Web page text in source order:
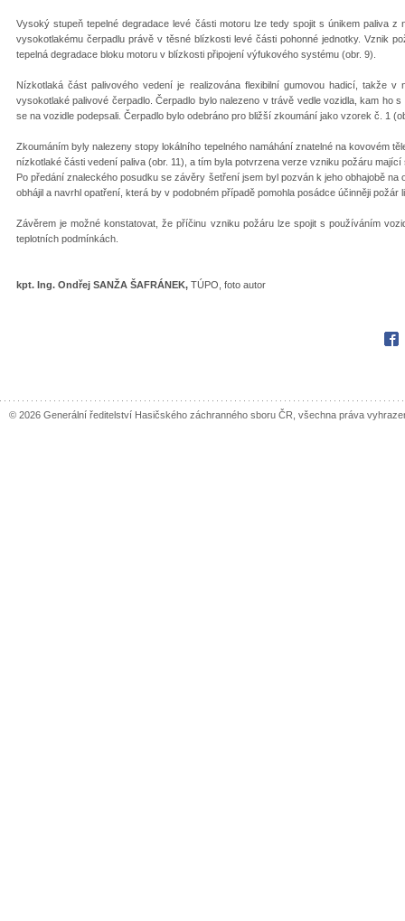
Vysoký stupeň tepelné degradace levé části motoru lze tedy spojit s únikem paliva
vysokotlakému čerpadlu právě v těsné blízkosti levé části pohonné jednotky. Vznik
tepelná degradace bloku motoru v blízkosti připojení výfukového systému (obr. 9).
Nízkotlaká část palivového vedení je realizována flexibilní gumovou hadicí, takže
vysokotlaké palivové čerpadlo. Čerpadlo bylo nalezeno v trávě vedle vozidla, kam ho
se na vozidle podepsali. Čerpadlo bylo odebráno pro bližší zkoumání jako vzorek č. 1
Zkoumáním byly nalezeny stopy lokálního tepelného namáhání znatelné na kovovém
nízkotlaké části vedení paliva (obr. 11), a tím byla potvrzena verze vzniku požáru
Po předání znaleckého posudku se závěry šetření jsem byl pozván k jeho obhajobě
obhájil a navrhl opatření, která by v podobném případě pomohla posádce účinněji požár
Závěrem je možné konstatovat, že příčinu vzniku požáru lze spojit s používáním
teplotních podmínkách.
kpt. Ing. Ondřej SANŽA ŠAFRÁNEK, TÚPO, foto autor
© 2026 Generální ředitelství Hasičského záchranného sboru ČR, všechna práva